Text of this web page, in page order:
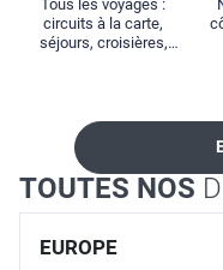
Tous les voyages :
circuits à la carte,
séjours, croisières,
TOUTES NOS
EUROPE